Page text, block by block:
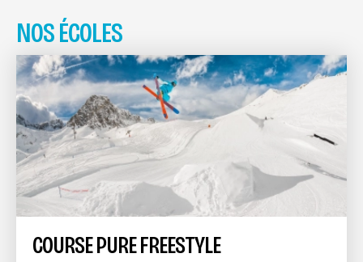
NOS ÉCOLES
COURSE PURE FREESTYLE